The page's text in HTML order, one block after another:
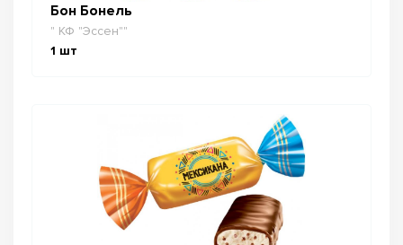
Бон Бонель
" КФ "Эссен""
1 шт